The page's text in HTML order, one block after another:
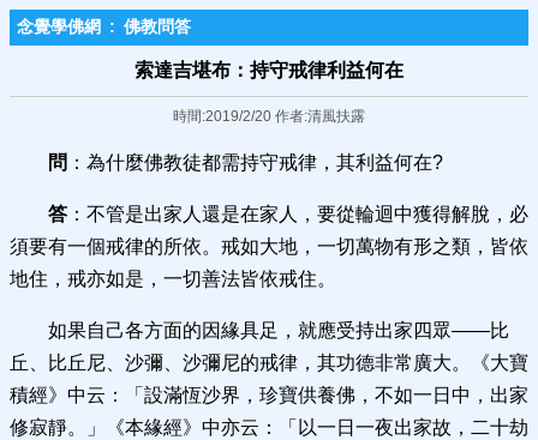
念覺學佛網 : 佛教問答
索達吉堪布：持守戒律利益何在
時間:2019/2/20 作者:清風扶露
問 ：為什麼佛教徒都需持守戒律，其利益何在?
答 ：不管是出家人還是在家人，要從輪迴中獲得解脫，必
須要有一個戒律的所依。戒如大地，一切萬物有形之類，皆依
地住，戒亦如是，一切善法皆依戒住。
如果自己各方面的因緣具足，就應受持出家四眾——比
丘、比丘尼、沙彌、沙彌尼的戒律，其功德非常廣大。《大寶
積經》中云：「設滿恆沙界，珍寶供養佛，不如一日中，出家
修寂靜。」《本緣經》中亦云：「以一日一夜出家故，二十劫